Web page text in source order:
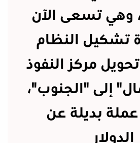
تسعى الآن
تشكيل النظام
مركز النفوذ
إلى "الجنوب"،
عملة بديلة عن
الدولار